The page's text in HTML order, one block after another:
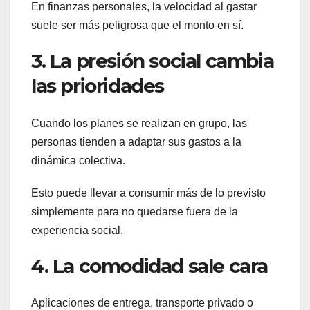
En finanzas personales, la velocidad al gastar
suele ser más peligrosa que el monto en sí.
3. La presión social cambia
las prioridades
Cuando los planes se realizan en grupo, las
personas tienden a adaptar sus gastos a la
dinámica colectiva.
Esto puede llevar a consumir más de lo previsto
simplemente para no quedarse fuera de la
experiencia social.
4. La comodidad sale cara
Aplicaciones de entrega, transporte privado o